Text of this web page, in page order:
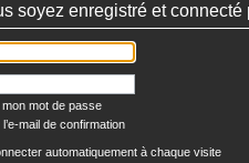
soyez enregistré et
mon mot de passe
mail de confirmation
automatiquement à chaque visite